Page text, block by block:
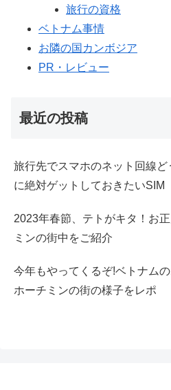
旅行の資格
ベトナム事情
お隣の国カンボジア
PR・レビュー
最近の投稿
旅行先でスマホのネット回線
に絶対ゲットしておきたいSIM
2023年春節、テトがキタ！お
ミンの街中をご紹介
今年もやってくるぞ!ベトナム
ホーチミンの街の様子をレポ